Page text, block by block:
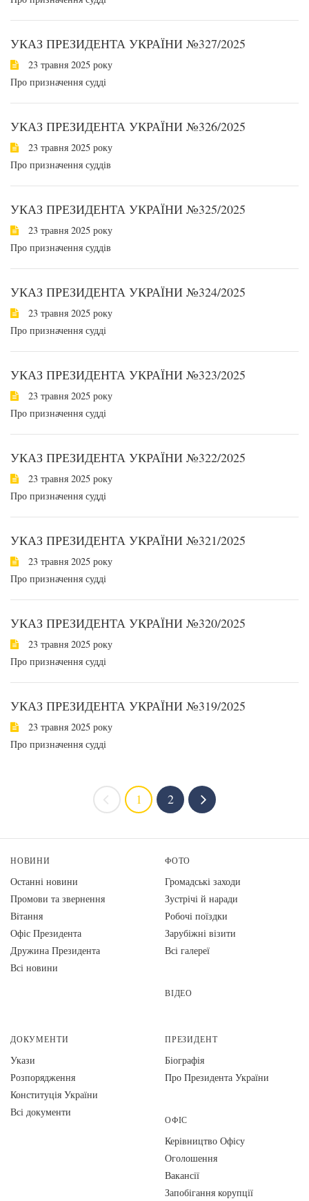
УКАЗ ПРЕЗИДЕНТА УКРАЇНИ №327/2025
23 травня 2025 року
Про призначення судді
УКАЗ ПРЕЗИДЕНТА УКРАЇНИ №326/2025
23 травня 2025 року
Про призначення суддів
УКАЗ ПРЕЗИДЕНТА УКРАЇНИ №325/2025
23 травня 2025 року
Про призначення суддів
УКАЗ ПРЕЗИДЕНТА УКРАЇНИ №324/2025
23 травня 2025 року
Про призначення судді
УКАЗ ПРЕЗИДЕНТА УКРАЇНИ №323/2025
23 травня 2025 року
Про призначення судді
УКАЗ ПРЕЗИДЕНТА УКРАЇНИ №322/2025
23 травня 2025 року
Про призначення судді
УКАЗ ПРЕЗИДЕНТА УКРАЇНИ №321/2025
23 травня 2025 року
Про призначення судді
УКАЗ ПРЕЗИДЕНТА УКРАЇНИ №320/2025
23 травня 2025 року
Про призначення судді
УКАЗ ПРЕЗИДЕНТА УКРАЇНИ №319/2025
23 травня 2025 року
Про призначення судді
1 2
НОВИНИ
Останні новини
Промови та звернення
Вiтання
Офіс Президента
Дружина Президента
Всі новини
ФОТО
Громадські заходи
Зустрічі й наради
Робочі поїздки
Зарубіжні візити
Всі галереї
ВІДЕО
ДОКУМЕНТИ
Укази
Розпорядження
Конституція України
Всі документи
ПРЕЗИДЕНТ
Біографія
Про Президента України
ОФІС
Керівництво Офісу
Оголошення
Вакансії
Запобігання корупції